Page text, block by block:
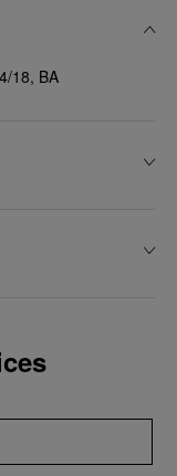
18, BA